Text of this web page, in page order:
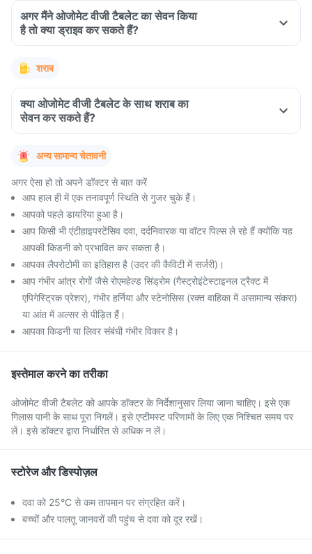
अगर मैंने ओजोमेट वीजी टैबलेट का सेवन किया
है तो क्या ड्राइव कर सकते हैं?
शराब
क्या ओजोमेट वीजी टैबलेट के साथ शराब का
सेवन कर सकते हैं?
अन्य सामान्य चेतावनी
अगर ऐसा हो तो अपने डॉक्टर से बात करें
आप हाल ही में एक तनावपूर्ण स्थिति से गुजर चुके हैं।
आपको पहले डायरिया हुआ है।
आप किसी भी एंटीहाइपरटेंसिव दवा, दर्दनिवारक या वॉटर पिल्स ले रहे हैं क्योंकि यह
आपकी किडनी को प्रभावित कर सकता है।
आपका लैपरोटोमी का इतिहास है (उदर की कैविटी में सर्जरी)।
आप गंभीर आंत्र रोगों जैसे रोएमहेल्ड सिंड्रोम (गैस्ट्रोइंटेस्टाइनल ट्रैक्ट में
एपिगेस्ट्रिक प्रेशर), गंभीर हर्निया और स्टेनोसिस (रक्त वाहिका में असामान्य संकरा)
या आंत में अल्सर से पीड़ित हैं।
आपका किडनी या लिवर संबंधी गंभीर विकार है।
इस्तेमाल करने का तरीका
ओजोमेट वीजी टैबलेट को आपके डॉक्टर के निर्देशानुसार लिया जाना चाहिए। इसे एक
गिलास पानी के साथ पूरा निगलें। इसे एप्टीमस्ट परिणामों के लिए एक निश्चित समय पर
लें। इसे डॉक्टर द्वारा निर्धारित से अधिक न लें।
स्टोरेज और डिस्पोज़ल
दवा को 25°C से कम तापमान पर संग्रहित करें।
बच्चों और पालतू जानवरों की पहुंच से दवा को दूर रखें।